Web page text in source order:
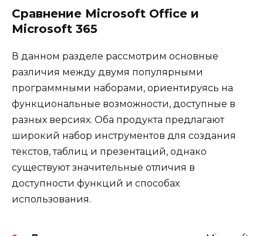
Сравнение Microsoft Office и
Microsoft 365
В данном разделе рассмотрим основные
различия между двумя популярными
программными наборами, ориентируясь на
функциональные возможности, доступные в
разных версиях. Оба продукта предлагают
широкий набор инструментов для создания
текстов, таблиц и презентаций, однако
существуют значительные отличия в
доступности функций и способах
использования.